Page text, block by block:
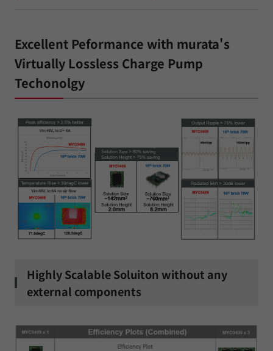
Excellent Peformance with murata's
Virtually Lossless Charge Pump
Techonolgy
Highly Scalable Soluiton without any
external components